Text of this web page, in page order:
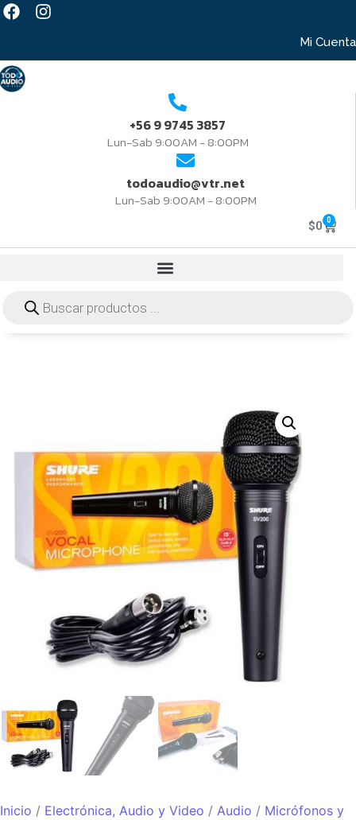
Mi Cuenta
+56 9 9745 3857
Lun-Sab 9:00AM - 8:00PM
todoaudio@vtr.net
Lun-Sab 9:00AM - 8:00PM
$0 0
Inicio / Electrónica, Audio y Video / Audio / Micrófonos y